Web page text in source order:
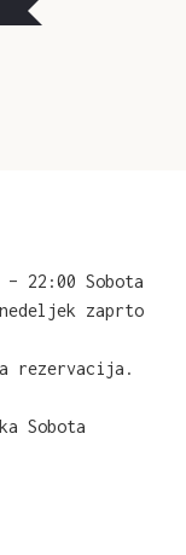
– 22:00 Sobota
zaprto
rezervacija.
Sobota